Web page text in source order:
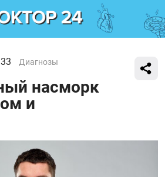
Диагнозы
насморк
и